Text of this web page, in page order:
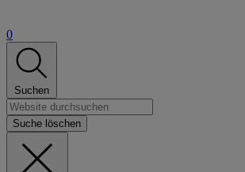
0
Suchen
Suche löschen